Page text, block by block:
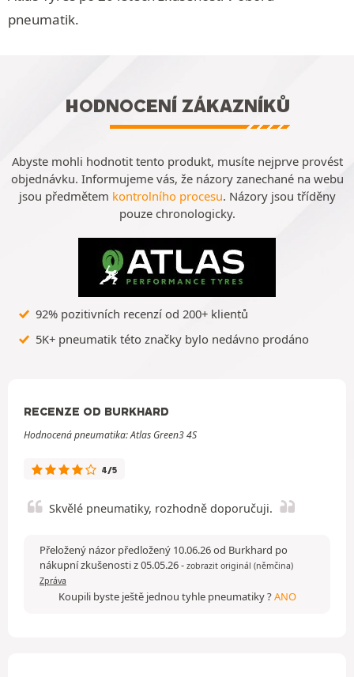
pneumatik.
HODNOCENÍ ZÁKAZNÍKŮ
Abyste mohli hodnotit tento produkt, musíte nejprve provést
objednávku. Informujeme vás, že názory zanechané na webu
jsou předmětem kontrolního procesu. Názory jsou tříděny
pouze chronologicky.
92% pozitivních recenzí od 200+ klientů
5K+ pneumatik této značky bylo nedávno prodáno
RECENZE OD BURKHARD
Hodnocená pneumatika: Atlas Green3 4S
4/5
Skvělé pneumatiky, rozhodně doporučuji.
Přeložený názor předložený 10.06.26 od Burkhard po
nákupní zkušenosti z 05.05.26- zobrazit originál (němčina)
Zpráva
Koupili byste ještě jednou tyhle pneumatiky ?ANO